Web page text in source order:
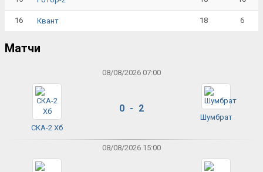
16 Квант 18 6
Матчи
08/08/2026 07:00
СКА-2 Хб
0 - 2
Шумбрат
08/08/2026 15:00